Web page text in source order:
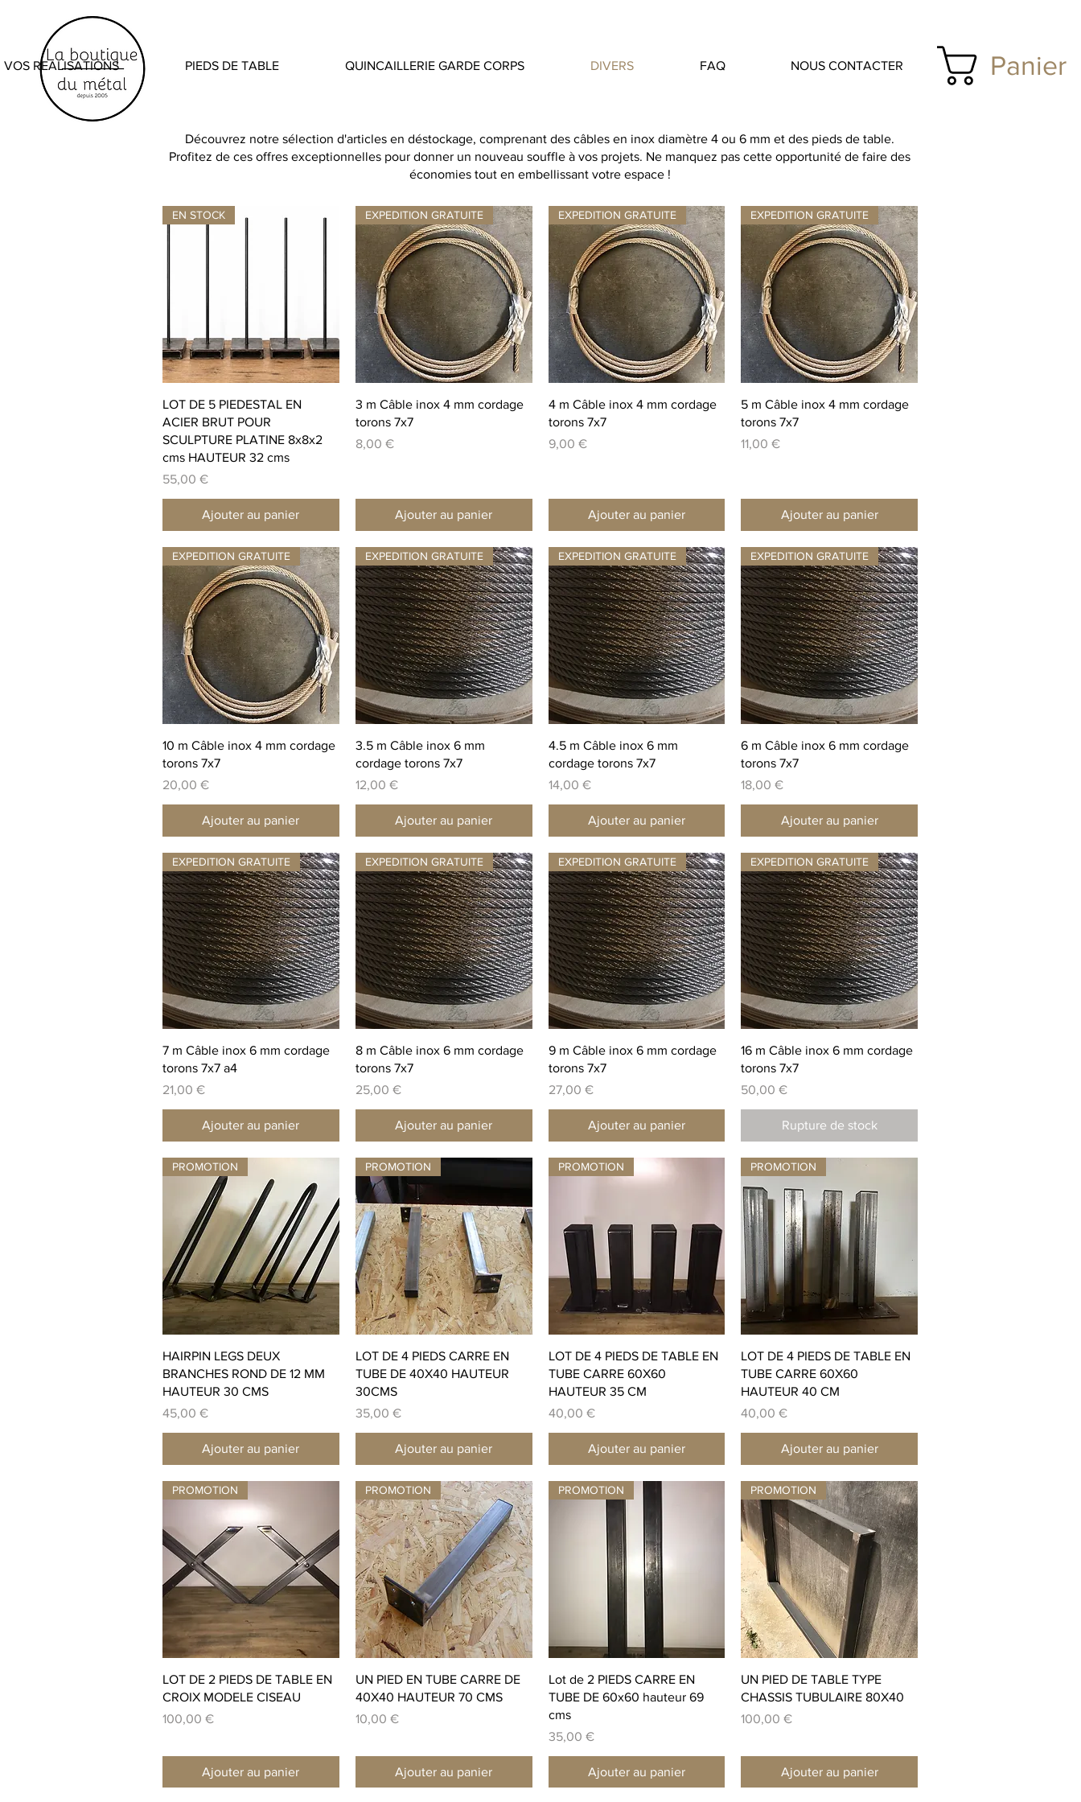
VOS REALISATIONS PIEDS DE TABLE QUINCAILLERIE GARDE CORPS DIVERS FAQ NOUS CONTACTER Panier
Découvrez notre sélection d'articles en déstockage, comprenant des câbles en inox diamètre 4 ou 6 mm et des pieds de table.
Profitez de ces offres exceptionnelles pour donner un nouveau souffle à vos projets. Ne manquez pas cette opportunité de faire des
économies tout en embellissant votre espace !
Aperçu rapide
EN STOCK
LOT DE 5 PIEDESTAL EN
ACIER BRUT POUR
SCULPTURE PLATINE 8x8x2
cms HAUTEUR 32 cms
Prix
55,00 €
Ajouter au panier
Aperçu rapide
EXPEDITION GRATUITE
3 m Câble inox 4 mm cordage
torons 7x7
Prix
8,00 €
Ajouter au panier
Aperçu rapide
EXPEDITION GRATUITE
4 m Câble inox 4 mm cordage
torons 7x7
Prix
9,00 €
Ajouter au panier
Aperçu rapide
EXPEDITION GRATUITE
5 m Câble inox 4 mm cordage
torons 7x7
Prix
11,00 €
Ajouter au panier
Aperçu rapide
EXPEDITION GRATUITE
10 m Câble inox 4 mm cordage
torons 7x7
Prix
20,00 €
Ajouter au panier
Aperçu rapide
EXPEDITION GRATUITE
3.5 m Câble inox 6 mm
cordage torons 7x7
Prix
12,00 €
Ajouter au panier
Aperçu rapide
EXPEDITION GRATUITE
4.5 m Câble inox 6 mm
cordage torons 7x7
Prix
14,00 €
Ajouter au panier
Aperçu rapide
EXPEDITION GRATUITE
6 m Câble inox 6 mm cordage
torons 7x7
Prix
18,00 €
Ajouter au panier
Aperçu rapide
EXPEDITION GRATUITE
7 m Câble inox 6 mm cordage
torons 7x7 a4
Prix
21,00 €
Ajouter au panier
Aperçu rapide
EXPEDITION GRATUITE
8 m Câble inox 6 mm cordage
torons 7x7
Prix
25,00 €
Ajouter au panier
Aperçu rapide
EXPEDITION GRATUITE
9 m Câble inox 6 mm cordage
torons 7x7
Prix
27,00 €
Ajouter au panier
Aperçu rapide
EXPEDITION GRATUITE
16 m Câble inox 6 mm cordage
torons 7x7
Prix
50,00 €
Rupture de stock
Aperçu rapide
PROMOTION
HAIRPIN LEGS DEUX
BRANCHES ROND DE 12 MM
HAUTEUR 30 CMS
Prix
45,00 €
Ajouter au panier
Aperçu rapide
PROMOTION
LOT DE 4 PIEDS CARRE EN
TUBE DE 40X40 HAUTEUR
30CMS
Prix
35,00 €
Ajouter au panier
Aperçu rapide
PROMOTION
LOT DE 4 PIEDS DE TABLE EN
TUBE CARRE 60X60
HAUTEUR 35 CM
Prix
40,00 €
Ajouter au panier
Aperçu rapide
PROMOTION
LOT DE 4 PIEDS DE TABLE EN
TUBE CARRE 60X60
HAUTEUR 40 CM
Prix
40,00 €
Ajouter au panier
Aperçu rapide
PROMOTION
LOT DE 2 PIEDS DE TABLE EN
CROIX MODELE CISEAU
Prix
100,00 €
Ajouter au panier
Aperçu rapide
PROMOTION
UN PIED EN TUBE CARRE DE
40X40 HAUTEUR 70 CMS
Prix
10,00 €
Ajouter au panier
Aperçu rapide
PROMOTION
Lot de 2 PIEDS CARRE EN
TUBE DE 60x60 hauteur 69
cms
Prix
35,00 €
Ajouter au panier
Aperçu rapide
PROMOTION
UN PIED DE TABLE TYPE
CHASSIS TUBULAIRE 80X40
Prix
100,00 €
Ajouter au panier